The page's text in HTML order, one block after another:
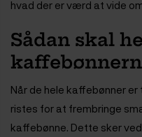
hvad der er værd at vide
Sådan skal
Når de hele kaffebønner
ristes for at frembringe
kaffebønne. Dette sker